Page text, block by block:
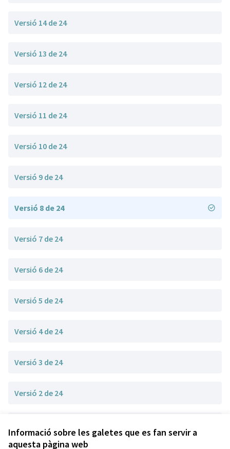
Informació sobre les galetes que es fan servir a
aquesta pàgina web
Versió 14 de 24
Versió 13 de 24
Versió 12 de 24
Versió 11 de 24
Versió 10 de 24
Versió 9 de 24
Versió 8 de 24
Versió 7 de 24
Versió 6 de 24
Versió 5 de 24
Versió 4 de 24
Versió 3 de 24
Versió 2 de 24